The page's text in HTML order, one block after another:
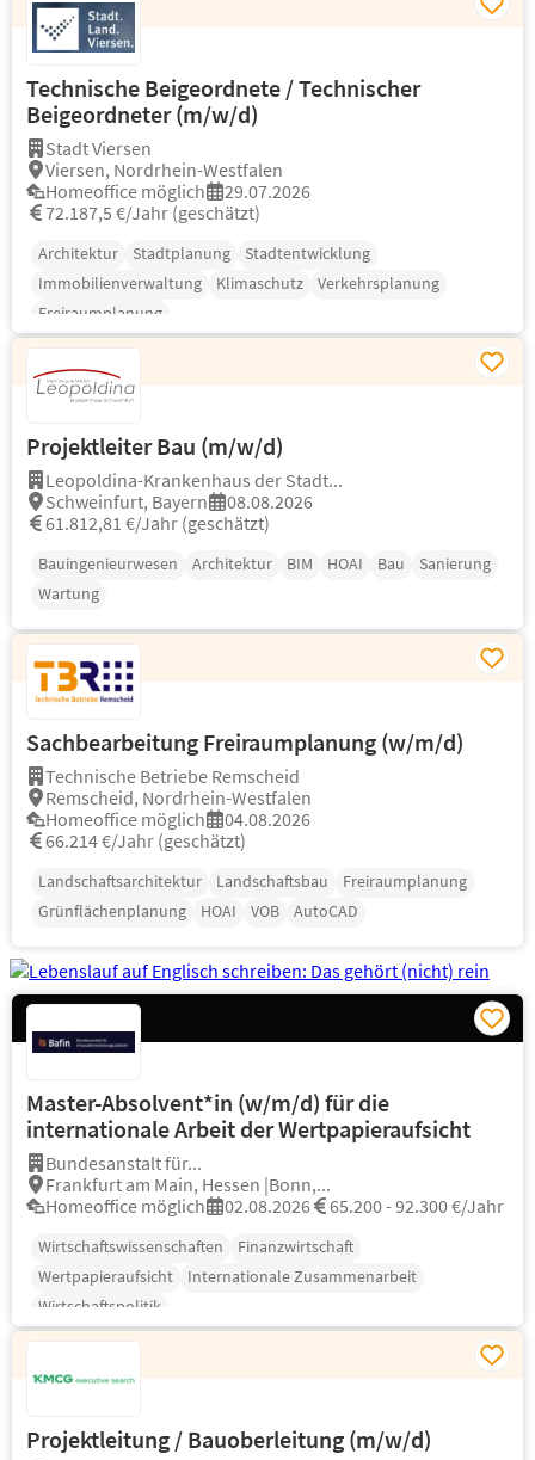
Technische Beigeordnete / Technischer
Beigeordneter (m/w/d)
Stadt Viersen
Viersen, Nordrhein-Westfalen
Homeoffice möglich
29.07.2026
72.187,5 €/Jahr (geschätzt)
Architektur Stadtplanung
Stadtentwicklung
Immobilienverwaltung
Klimaschutz
Verkehrsplanung
Freiraumplanung
Projektleiter Bau (m/w/d)
Leopoldina-Krankenhaus der Stadt...
Schweinfurt, Bayern
08.08.2026
61.812,81 €/Jahr (geschätzt)
Bauingenieurwesen Architektur BIM HOAI Bau
Sanierung
Wartung
Sachbearbeitung Freiraumplanung (w/m/d)
Technische Betriebe Remscheid
Remscheid, Nordrhein-Westfalen
Homeoffice möglich
04.08.2026
66.214 €/Jahr (geschätzt)
Landschaftsarchitektur Landschaftsbau
Freiraumplanung
Grünflächenplanung
HOAI VOB AutoCAD
Master-Absolvent*in (w/m/d) für die
internationale Arbeit der Wertpapieraufsicht
Bundesanstalt für...
Frankfurt am Main, Hessen |Bonn,...
Homeoffice möglich
02.08.2026 65.200 - 92.300 €/Jahr
Wirtschaftswissenschaften
Finanzwirtschaft
Wertpapieraufsicht
Internationale Zusammenarbeit
Wirtschaftspolitik
Projektleitung / Bauoberleitung (m/w/d)